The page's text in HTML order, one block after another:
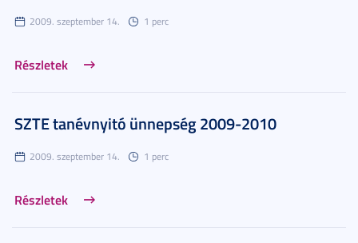
2009. szeptember 14. 1 perc
Részletek
SZTE tanévnyitó ünnepség 2009-2010
2009. szeptember 14. 1 perc
Részletek